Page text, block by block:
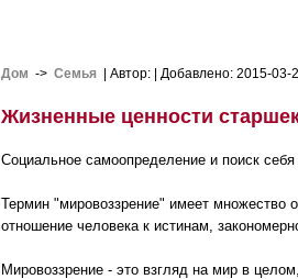
Дом -> Семья | Автор: | Добавлено: 2015-03-
Жизненные ценности
Социальное самоопределение и поиск
Термин "мировоззрение" имеет множество
отношение человека к истинам,
Мировоззрение - это взгляд на мир в